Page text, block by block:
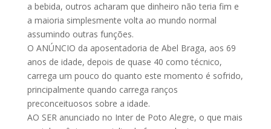
a bebida, outros acharam que dinheiro não teria fim e
a maioria simplesmente volta ao mundo normal
assumindo outras funções.
O ANÚNCIO da aposentadoria de Abel Braga, aos 69
anos de idade, depois de quase 40 como técnico,
carrega um pouco do quanto este momento é sofrido,
principalmente quando carrega ranços
preconceituosos sobre a idade.
AO SER anunciado no Inter de Poto Alegre, o que mais